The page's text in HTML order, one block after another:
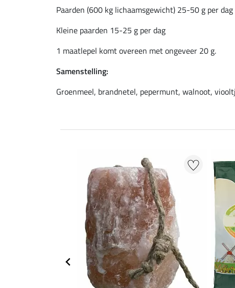
Paarden (600 kg lichaamsgewicht) 25-50 g per dag
Kleine paarden 15-25 g per dag
1 maatlepel komt overeen met ongeveer 20 g.
Samenstelling:
Groenmeel, brandnetel, pepermunt, walnoot,